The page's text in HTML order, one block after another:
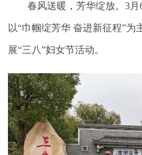
春风送暖，芳华绽放。3月
以“巾帼绽芳华 奋进新征程”为
展“三八”妇女节活动。